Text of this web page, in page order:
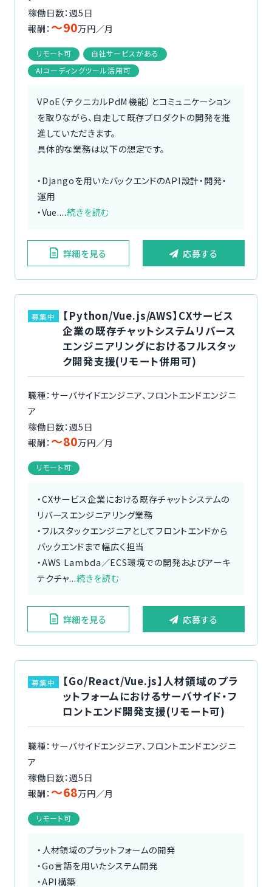
稼働日数：週5日
報酬： 〜90万円／月
リモート可
自社サービスがある
AIコーディングツール活用可
VPoE（テクニカルPdM機能）とコミュニケーション
を取りながら、自走して既存プロダクトの開発を推
進していただきます。
具体的な業務は以下の想定です。
・Djangoを用いたバックエンドのAPI設計・開発・
運用
・Vue....続きを読む
詳細を見る 応募する
募集中
【Python/Vue.js/AWS】CXサービス
企業の既存チャットシステムリバース
エンジニアリングにおけるフルスタッ
ク開発支援(リモート併用可)
職種：サーバサイドエンジニア、フロントエンドエンジニ
ア
稼働日数：週5日
報酬： 〜80万円／月
リモート可
・CXサービス企業における既存チャットシステムの
リバースエンジニアリング業務
・フルスタックエンジニアとしてフロントエンドから
バックエンドまで幅広く担当
・AWS Lambda／ECS環境での開発およびアーキ
テクチャ...続きを読む
詳細を見る 応募する
募集中
【Go/React/Vue.js】人材領域のプラ
ットフォームにおけるサーバサイド・フ
ロントエンド開発支援(リモート可)
職種：サーバサイドエンジニア、フロントエンドエンジニ
ア
稼働日数：週5日
報酬： 〜68万円／月
リモート可
・人材領域のプラットフォームの開発
・Go言語を用いたシステム開発
・API構築